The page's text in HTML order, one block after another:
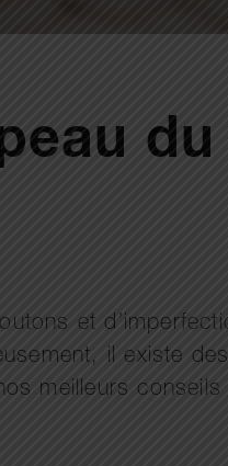
du
et
il existe
meilleurs